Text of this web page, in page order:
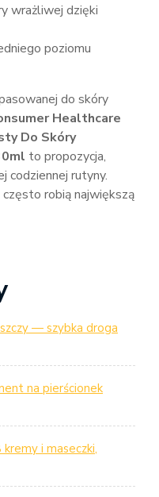
wrażliwej dzięki
poziomu
do skóry
Healthcare
Do Skóry
to propozycja,
codziennej rutyny.
często robią największą
— szybka droga
na pierścionek
i maseczki,